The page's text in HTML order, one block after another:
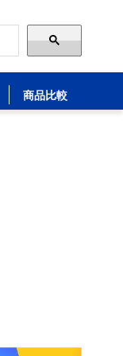
商品比較